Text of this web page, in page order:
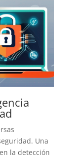
Una
la detección